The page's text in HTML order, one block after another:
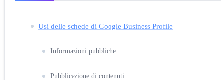
Usi delle schede di Google Business Profile
Informazioni pubbliche
Pubblicazione di contenuti